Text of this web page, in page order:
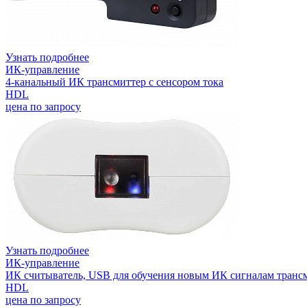
Узнать подробнее
ИК-управление
4-канальный ИК трансмиттер с сенсором тока
HDL
цена по запросу
Узнать подробнее
ИК-управление
ИК считыватель, USB для обучения новым ИК сигналам
HDL
цена по запросу